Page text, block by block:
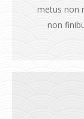
metus non
non